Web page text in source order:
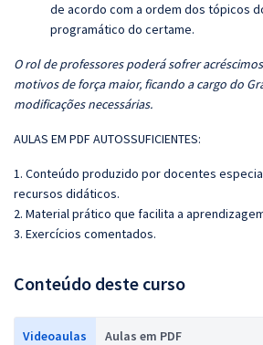
de acordo com a ordem dos tópicos
programático do certame.
O rol de professores poderá sofrer
motivos de força maior, ficando a cargo do
modificações necessárias.
AULAS EM PDF AUTOSSUFICIENTES:
1. Conteúdo produzido por docentes
recursos didáticos.
2. Material prático que facilita a
3. Exercícios comentados.
Conteúdo deste curso
Videoaulas Aulas em PDF